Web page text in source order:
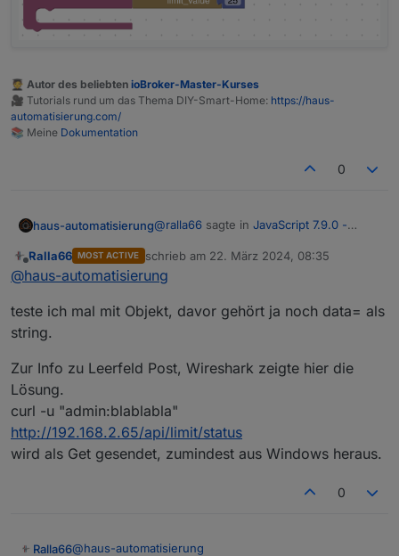
🧑‍🎓 Autor des beliebten ioBroker-Master-Kurses
🎥 Tutorials rund um das Thema DIY-Smart-Home: https://haus-
automatisierung.com/
📚 Meine Dokumentation
0
haus-automatisierung@ralla66 sagte in JavaScript 7.9.0 -
Okay, aber warum als String?
Normalerweise müsstest Du das auch
HTTP-Block macht dann ja JSON draus
zumindest gedacht und dafür gibts ja die
so umständlich zusammenbauen muss.
Offline
Ralla66 MOST ACTIVE schrieb am 22. März 2024, 08:35
zuletzt editiert von
@haus-automatisierung
teste ich mal mit Objekt, davor gehört ja noch data= als
string.
Zur Info zu Leerfeld Post, Wireshark zeigte hier die
Lösung.
curl -u "admin:blablabla"
http://192.168.2.65/api/limit/status
wird als Get gesendet, zumindest aus Windows heraus.
0
Ralla66@haus-automatisierung